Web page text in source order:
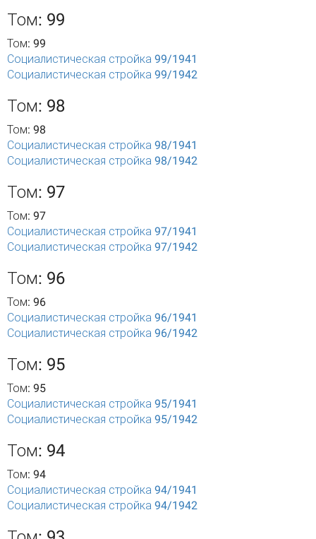
Том: 99
Том: 99
Социалистическая стройка 99/1941
Социалистическая стройка 99/1942
Том: 98
Том: 98
Социалистическая стройка 98/1941
Социалистическая стройка 98/1942
Том: 97
Том: 97
Социалистическая стройка 97/1941
Социалистическая стройка 97/1942
Том: 96
Том: 96
Социалистическая стройка 96/1941
Социалистическая стройка 96/1942
Том: 95
Том: 95
Социалистическая стройка 95/1941
Социалистическая стройка 95/1942
Том: 94
Том: 94
Социалистическая стройка 94/1941
Социалистическая стройка 94/1942